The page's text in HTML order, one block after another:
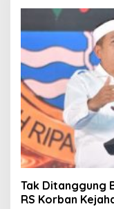
Tak Ditanggung
RS Korban